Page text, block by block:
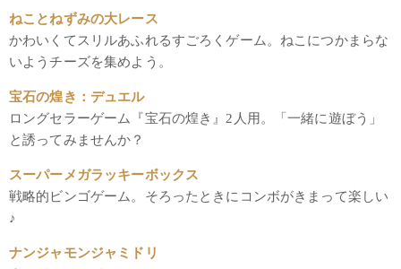
ねことねずみの大レース
かわいくてスリルあふれるすごろくゲーム。ねこにつかまらな
いようチーズを集めよう。
宝石の煌き：デュエル
ロングセラーゲーム『宝石の煌き』2人用。「一緒に遊ぼう」
と誘ってみませんか？
スーパーメガラッキーボックス
戦略的ビンゴゲーム。そろったときにコンボがきまって楽しい
♪
ナンジャモンジャミドリ